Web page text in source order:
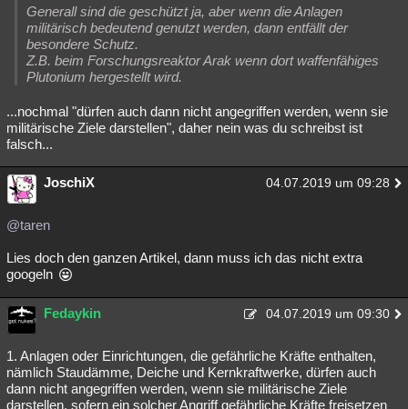
Generall sind die geschützt ja, aber wenn die Anlagen
militärisch bedeutend genutzt werden, dann entfällt der
besondere Schutz.
Z.B. beim Forschungsreaktor Arak wenn dort waffenfähiges
Plutonium hergestellt wird.
...nochmal "dürfen auch dann nicht angegriffen werden, wenn sie
militärische Ziele darstellen", daher nein was du schreibst ist
falsch...
JoschiX 04.07.2019 um 09:28
@taren
Lies doch den ganzen Artikel, dann muss ich das nicht extra
googeln
Fedaykin 04.07.2019 um 09:30
1. Anlagen oder Einrichtungen, die gefährliche Kräfte enthalten,
nämlich Staudämme, Deiche und Kernkraftwerke, dürfen auch
dann nicht angegriffen werden, wenn sie militärische Ziele
darstellen, sofern ein solcher Angriff gefährliche Kräfte freisetzen